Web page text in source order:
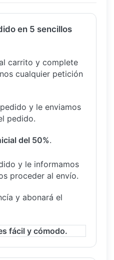
en 5 sencillos
carrito y complete
cualquier petición
y le enviamos
pedido.
del 50%.
y le informamos
proceder al envío.
y abonará el
fácil y cómodo.